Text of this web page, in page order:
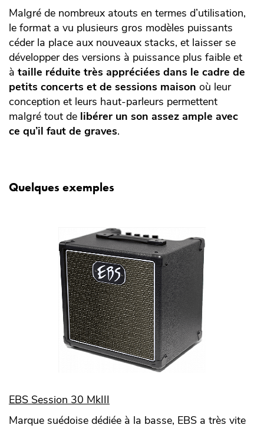
Malgré de nombreux atouts en termes d’utilisation,
le format a vu plusieurs gros modèles puissants
céder la place aux nouveaux stacks, et laisser se
développer des versions à puissance plus faible et
à taille réduite très appréciées dans le cadre de
petits concerts et de sessions maison où leur
conception et leurs haut-parleurs permettent
malgré tout de libérer un son assez ample avec
ce qu’il faut de graves.
Quelques exemples
EBS Session 30 MkIII
Marque suédoise dédiée à la basse, EBS a très vite